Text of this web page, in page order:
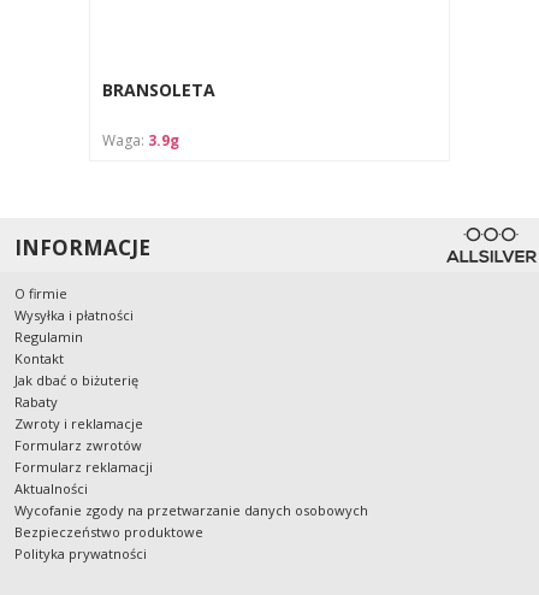
BRANSOLETA
Waga: 3.9g
INFORMACJE
O firmie
Wysyłka i płatności
Regulamin
Kontakt
Jak dbać o biżuterię
Rabaty
Zwroty i reklamacje
Formularz zwrotów
Formularz reklamacji
Aktualności
Wycofanie zgody na przetwarzanie danych osobowych
Bezpieczeństwo produktowe
Polityka prywatności